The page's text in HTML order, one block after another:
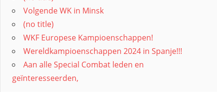
Volgende WK in Minsk
(no title)
WKF Europese Kampioenschappen!
Wereldkampioenschappen 2024 in Spanje!!!
Aan alle Special Combat leden en
geïnteresseerden,